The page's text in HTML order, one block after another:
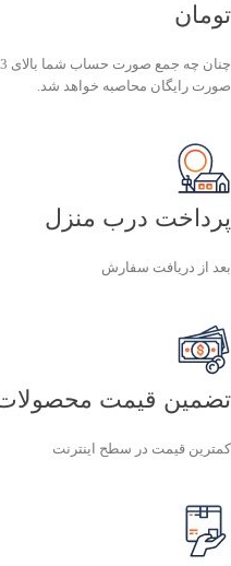
تومان
صورت رایگان محاصبه خواهد شد.
پرداخت درب منزل
بعد از دریافت سفارش
تضمین قیمت
کمترین قیمت در سطح اینترنت